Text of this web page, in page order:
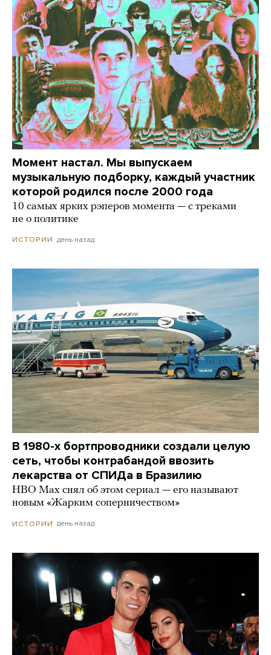
Момент настал. Мы выпускаем
музыкальную подборку, каждый участник
которой родился после 2000 года
10 самых ярких рэперов момента — с треками
не о политике
ИСТОРИИ день назад
В 1980-х бортпроводники создали целую
сеть, чтобы контрабандой ввозить
лекарства от СПИДа в Бразилию
HBO Max снял об этом сериал — его называют
новым «Жарким соперничеством»
ИСТОРИИ день назад